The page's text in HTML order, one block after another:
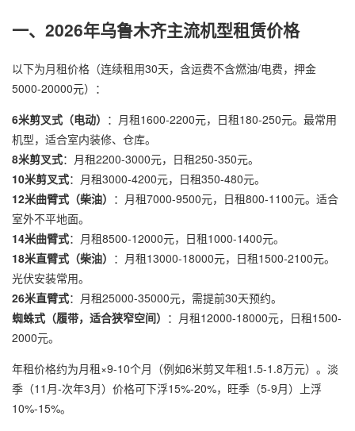
一、2026年乌鲁木齐主流机型租赁价格
以下为月租价格（连续租用30天，含运费不含燃油/电费，押金
5000-20000元）：
6米剪叉式（电动） ：月租1600-2200元，日租180-250元。最常用
机型，适合室内装修、仓库。
8米剪叉式：月租2200-3000元，日租250-350元。
10米剪叉式：月租3000-4200元，日租350-480元。
12米曲臂式（柴油） ：月租7000-9500元，日租800-1100元。适合
室外不平地面。
14米曲臂式：月租8500-12000元，日租1000-1400元。
18米直臂式（柴油） ：月租13000-18000元，日租1500-2100元。
光伏安装常用。
26米直臂式：月租25000-35000元，需提前30天预约。
蜘蛛式（履带，适合狭窄空间） ：月租12000-18000元，日租1500-
2000元。
年租价格约为月租×9-10个月（例如6米剪叉年租1.5-1.8万元）。淡
季（11月-次年3月）价格可下浮15%-20%，旺季（5-9月）上浮
10%-15%。